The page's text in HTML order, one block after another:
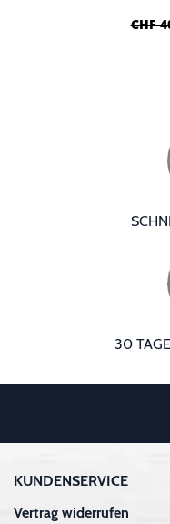
CHF
30
KUNDENSERVICE
Vertrag widerrufen